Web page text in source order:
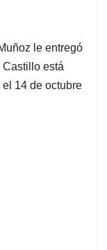
le entregó
está
14 de octubre